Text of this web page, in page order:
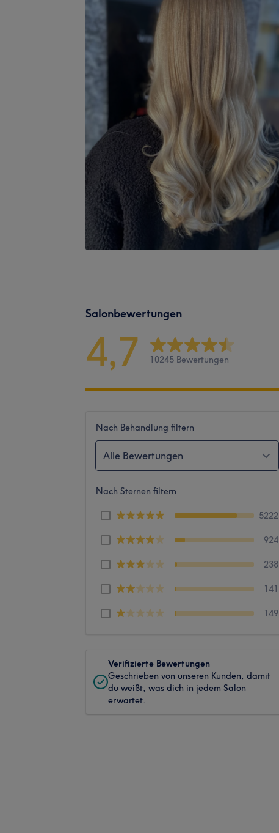
Salonbewertungen
4,7 10245 Bewertungen
Nach Behandlung filtern
Alle Bewertungen
Nach Sternen filtern
5222
924
238
141
149
Verifizierte Bewertungen
Geschrieben von unseren Kunden, damit
du weißt, was dich in jedem Salon
erwartet.